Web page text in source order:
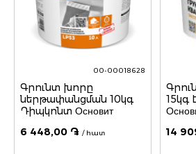
00-00018628
Գրունտ խորը
ներթափանցման 10կգ
Դիպկոնտ Основит
6 448,00 ֏ / հատ
15կգ
14